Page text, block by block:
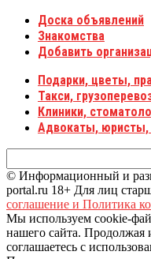
Доска объявлений
Знакомства
Добавить
Подарки, цветы,
Такси,
Клиники,
Адвокаты, юристы,
© Информационный и
portal.ru 18+ Для лиц
соглашение и Политика
Мы используем cookie-
нашего сайта. Продолжая
соглашаетесь с